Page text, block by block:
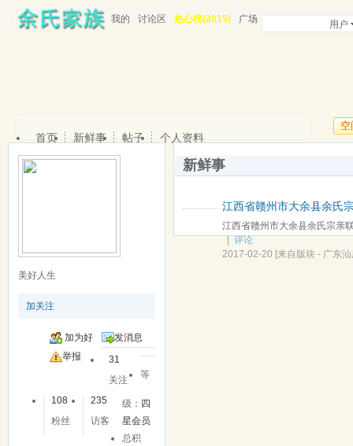
我的 讨论区 热心榜(2015) 广场 用户
空
首页 新鲜事 帖子 个人资料
美好人生
加关注
加为好
友
发消息
举报
31
关注
108
粉丝
235
访客
等
级： 四
星会员
总积
新鲜事
江西省赣州市大余县余氏
江西省赣州市大余县余氏宗亲
|评论
2017-02-20 [来自版块 - 广东